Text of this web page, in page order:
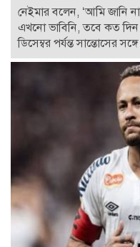
নেইমার বলেন, ‘আমি জানি
এখনো ভাবিনি, তবে কত দিন
ডিসেম্বর পর্যন্ত সান্তোসের